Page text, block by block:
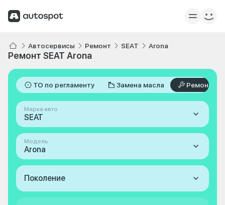
Автосервисы Ремонт SEAT Arona
Ремонт SEAT Arona
ТО по регламенту Замена масла Ремонт
Марка авто
SEAT
Модель
Arona
Поколение